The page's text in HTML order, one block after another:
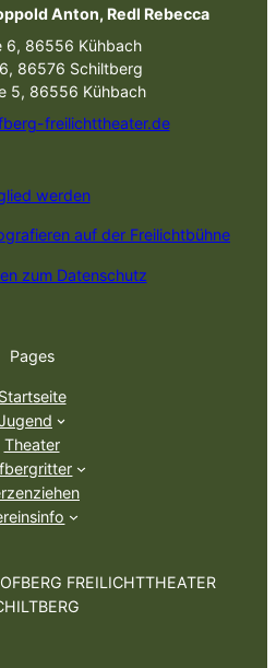
Anton, Redl Rebecca
6, 86556 Kühbach
86576 Schiltberg
5, 86556 Kühbach
freilichttheater.de
werden
auf der Freilichtbühne
zum Datenschutz
Pages
Startseite
Theater
FREILICHTTHEATER